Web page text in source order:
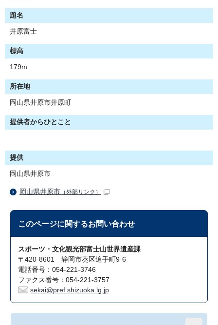
題名
井原富士
標高
179m
所在地
岡山県井原市井原町
提供者からひとこと
提供
岡山県井原市
岡山県井原市 （外部リンク）
このページに関するお問い合わせ
スポーツ・文化観光部富士山世界遺産課
〒420-8601 静岡市葵区追手町9-6
電話番号：054-221-3746
ファクス番号：054-221-3757
sekai@pref.shizuoka.lg.jp